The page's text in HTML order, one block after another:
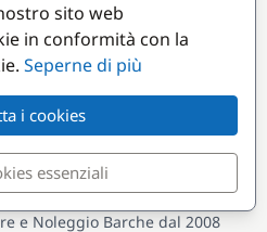
e Noleggio Barche dal 2008
sito web
in conformità con la
Seperne di più
i cookies
essenziali